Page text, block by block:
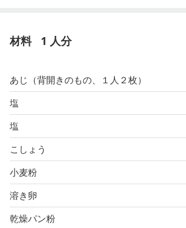
材料 1 人分
あじ（背開きのもの、１人２枚）
塩
塩
こしょう
小麦粉
溶き卵
乾燥パン粉